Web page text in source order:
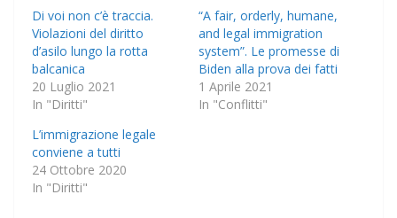
Di voi non c’è traccia.
Violazioni del diritto
d’asilo lungo la rotta
balcanica
20 Luglio 2021
In "Diritti"
“A fair, orderly, humane,
and legal immigration
system”. Le promesse di
Biden alla prova dei fatti
1 Aprile 2021
In "Conflitti"
L’immigrazione legale
conviene a tutti
24 Ottobre 2020
In "Diritti"